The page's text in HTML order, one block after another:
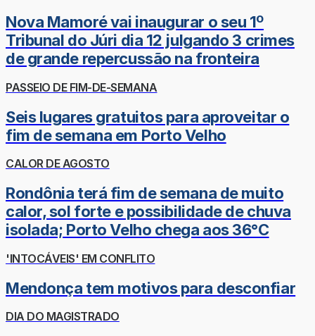
Nova Mamoré vai inaugurar o seu 1º
Tribunal do Júri dia 12 julgando 3 crimes
de grande repercussão na fronteira
PASSEIO DE FIM-DE-SEMANA
Seis lugares gratuitos para aproveitar o
fim de semana em Porto Velho
CALOR DE AGOSTO
Rondônia terá fim de semana de muito
calor, sol forte e possibilidade de chuva
isolada; Porto Velho chega aos 36°C
'INTOCÁVEIS' EM CONFLITO
Mendonça tem motivos para desconfiar
DIA DO MAGISTRADO